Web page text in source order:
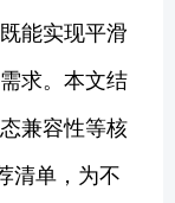
能实现平滑
求。本文结
兼容性等核
清单，为不